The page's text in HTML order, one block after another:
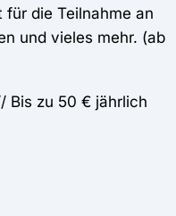
die Teilnahme an
und vieles mehr. (ab
Bis zu 50 € jährlich